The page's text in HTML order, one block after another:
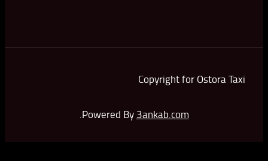
Copyright for
Powered By3ankab.com
.